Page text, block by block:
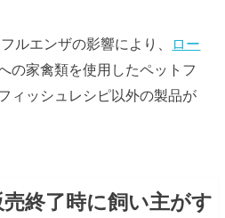
ルエンザの影響により、
ロー
の家禽類を使用したペットフ
ィッシュレシピ以外の製品が
終了時に飼い主がす